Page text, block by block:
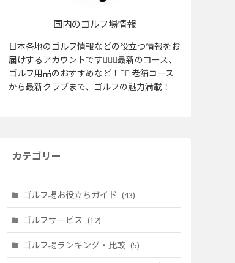
国内のゴルフ場情報
日本各地のゴルフ情報などの役立つ情報をお
届けするアカウントです🏌️‍♂️⛳️最新のコース、
ゴルフ用品のおすすめなど！🏌️‍♀️ 老舗コース
から最新クラブまで、ゴルフの魅力満載！
カテゴリー
ゴルフ場お役立ちガイド (43)
ゴルフサービス (12)
ゴルフ場ランキング・比較 (5)